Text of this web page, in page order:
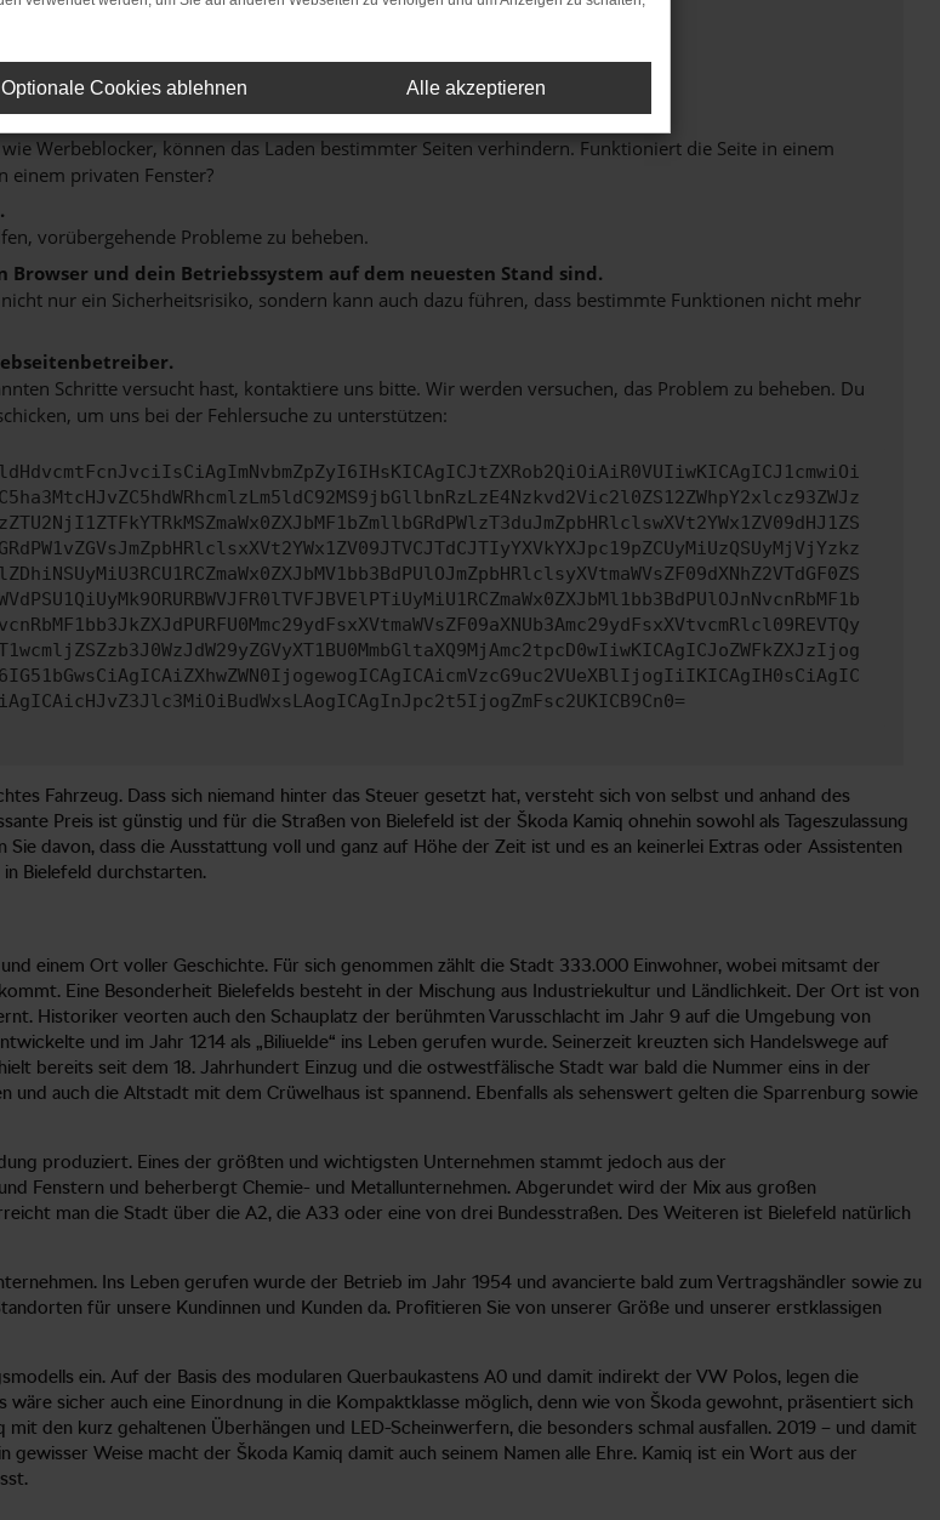
helfen können:
und deine Internetverbindung.
zum Beispiel deine Suchmaschine?
Werbeblocker, können das Laden bestimmter Seiten verhindern. Funktioniert die Seite in einem
einem privaten Fenster?
vorübergehende Probleme zu beheben.
Browser und dein Betriebssystem auf dem neuesten Stand sind.
nur ein Sicherheitsrisiko, sondern kann auch dazu führen, dass bestimmte Funktionen nicht mehr
Schritte versucht hast, kontaktiere uns bitte. Wir werden versuchen, das Problem zu beheben. Du
um uns bei der Fehlersuche zu unterstützen:
Fahrzeug. Dass sich niemand hinter das Steuer gesetzt hat, versteht sich von selbst und anhand des
Preis ist günstig und für die Straßen von Bielefeld ist der Škoda Kamiq ohnehin sowohl als Tageszulassung
davon, dass die Ausstattung voll und ganz auf Höhe der Zeit ist und es an keinerlei Extras oder Assistenten
Bielefeld durchstarten.
einem Ort voller Geschichte. Für sich genommen zählt die Stadt 333.000 Einwohner, wobei mitsamt der
Eine Besonderheit Bielefelds besteht in der Mischung aus Industriekultur und Ländlichkeit. Der Ort ist von
Historiker veorten auch den Schauplatz der berühmten Varusschlacht im Jahr 9 auf die Umgebung von
und im Jahr 1214 als „Biliuelde“ ins Leben gerufen wurde. Seinerzeit kreuzten sich Handelswege auf
bereits seit dem 18. Jahrhundert Einzug und die ostwestfälische Stadt war bald die Nummer eins in der
auch die Altstadt mit dem Crüwelhaus ist spannend. Ebenfalls als sehenswert gelten die Sparrenburg sowie
produziert. Eines der größten und wichtigsten Unternehmen stammt jedoch aus der
Fenstern und beherbergt Chemie- und Metallunternehmen. Abgerundet wird der Mix aus großen
man die Stadt über die A2, die A33 oder eine von drei Bundesstraßen. Des Weiteren ist Bielefeld natürlich
Ins Leben gerufen wurde der Betrieb im Jahr 1954 und avancierte bald zum Vertragshändler sowie zu
für unsere Kundinnen und Kunden da. Profitieren Sie von unserer Größe und unserer erstklassigen
ein. Auf der Basis des modularen Querbaukastens A0 und damit indirekt der VW Polos, legen die
sicher auch eine Einordnung in die Kompaktklasse möglich, denn wie von Škoda gewohnt, präsentiert sich
den kurz gehaltenen Überhängen und LED-Scheinwerfern, die besonders schmal ausfallen. 2019 – und damit
gewisser Weise macht der Škoda Kamiq damit auch seinem Namen alle Ehre. Kamiq ist ein Wort aus der
Optionale Cookies ablehnen Alle akzeptieren